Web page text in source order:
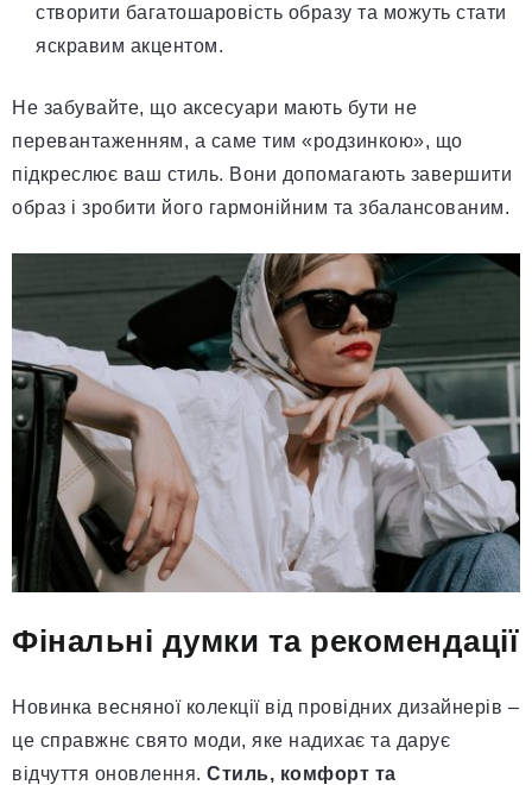
створити багатошаровість образу та можуть стати
яскравим акцентом.
Не забувайте, що аксесуари мають бути не
перевантаженням, а саме тим «родзинкою», що
підкреслює ваш стиль. Вони допомагають завершити
образ і зробити його гармонійним та збалансованим.
Фінальні думки та рекомендації
Новинка весняної колекції від провідних дизайнерів –
це справжнє свято моди, яке надихає та дарує
відчуття оновлення. Стиль, комфорт та